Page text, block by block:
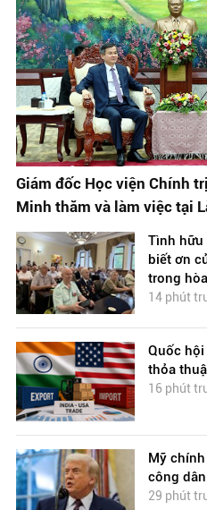
Giám đốc Học viện Chính
Minh thăm và làm việc tại
Tình hữu
biết ơn
trong
14 phút
Quốc hội
thỏa
16 phút
Mỹ
công
29 phút